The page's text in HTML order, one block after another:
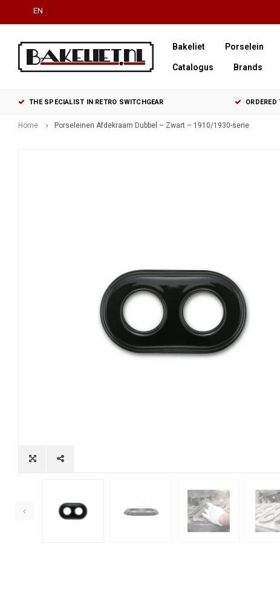
EN
Bakeliet Porselein
Catalogus Brands
THE SPECIALIST IN RETRO SWITCHGEAR
Home Porseleinen Afdekraam Dubbel – Zwart – 1910/1930-serie